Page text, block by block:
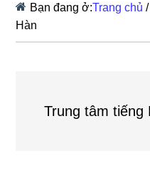
Bạn đang ở:Trang chủ /
Hàn
Trung tâm tiếng